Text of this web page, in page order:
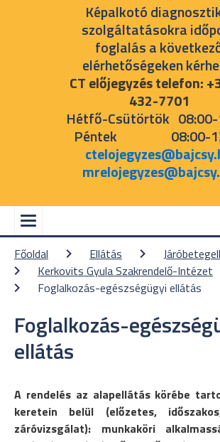
Képalkotó
szolgáltatásokra
foglalás a
elérhetőségeken
CT előjegyzés telefon:
432-7701
Hétfő-Csütörtök 08:00-
Péntek 08:00-
Főoldal
Ellátás
Kerkovits Gyula Szakrendelő-Intézet
Foglalkozás-egészségügyi ellátás
Foglalkozás-
ellátás
A rendelés az alapellátás körébe
keretein belül (előzetes,
záróvizsgálat): munkaköri